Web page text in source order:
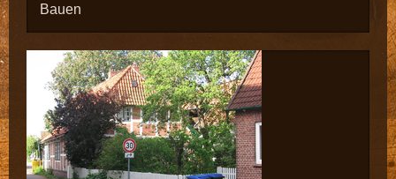
Bauen